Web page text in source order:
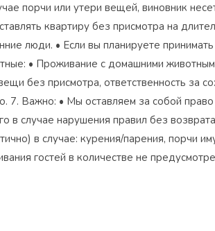
порчи или утери вещей, виновник
квартиру без присмотра на
люди. • Если вы планируете принимать
• Проживание с домашними
без присмотра, ответственность за
7. Важно: • Мы оставляем за собой право
в случае нарушения правил без
в случае: курения/парения, порчи
гостей в количестве не